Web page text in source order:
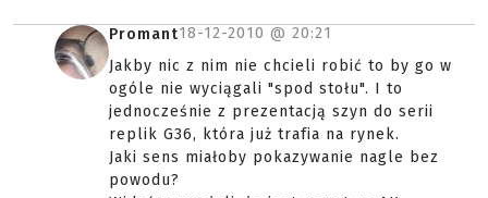
Promant18-12-2010 @ 20:21
Jakby nic z nim nie chcieli robić to by go w
ogóle nie wyciągali "spod stołu". I to
jednocześnie z prezentacją szyn do serii
replik G36, która już trafia na rynek.
Jaki sens miałoby pokazywanie nagle bez
powodu?